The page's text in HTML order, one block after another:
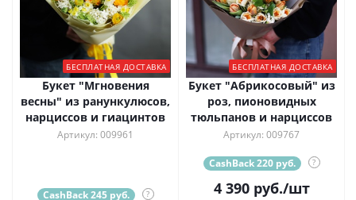
БЕСПЛАТНАЯ ДОСТАВКА
Букет "Мгновения
весны" из ранункулюсов,
нарциссов и гиацинтов
Артикул: 009961
CashBack 245 руб. ?
БЕСПЛАТНАЯ ДОСТАВКА
Букет "Абрикосовый" из
роз, пионовидных
тюльпанов и нарциссов
Артикул: 009767
CashBack 220 руб. ?
4 390руб./шт